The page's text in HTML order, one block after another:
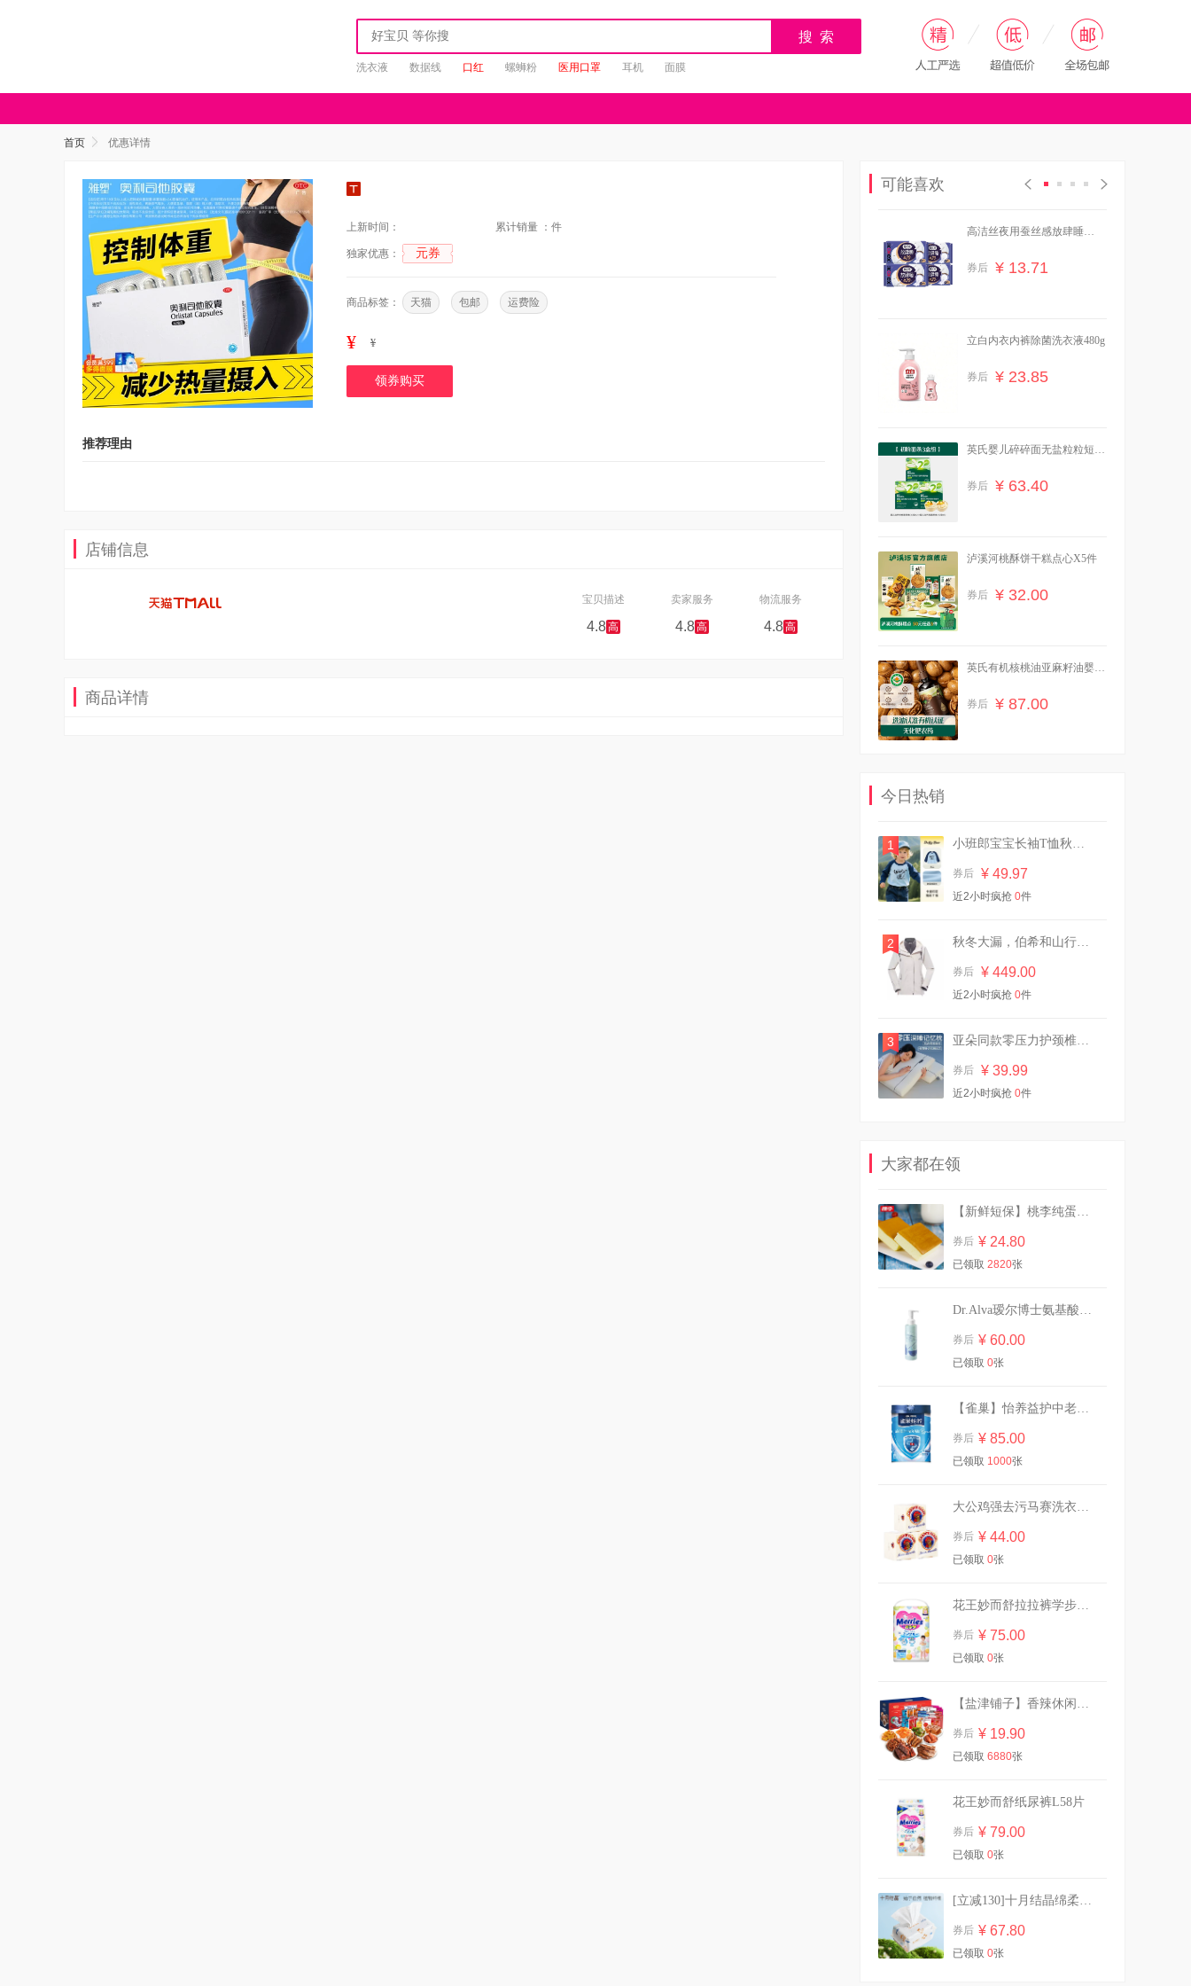
搜 索
洗衣液 数据线 口红 螺蛳粉 医用口罩 耳机 面膜
首页 优惠详情
上新时间： 累计销量 ： 件
独家优惠： 元券
商品标签： 天猫 包邮 运费险
¥ ¥
领券购买
推荐理由
店铺信息
宝贝描述
4.8高
卖家服务
4.8高
物流服务
4.8高
商品详情
可能喜欢
高洁丝夜用蚕丝感放肆睡
券后 ¥ 13.71
立白内衣内裤除菌洗衣液480g
券后 ¥ 23.85
英氏婴儿碎碎面无盐粒粒短面
券后 ¥ 63.40
泸溪河桃酥饼干糕点心X5件
券后 ¥ 32.00
英氏有机核桃油亚麻籽油婴幼
券后 ¥ 87.00
【买一送一】可心柔婴儿柔纸
券后
¥ 91.70
贝亲婴儿舒缓爽身露桃叶精华
券后 ¥ 37.40
券后 ¥ 6.90
大破价！冈本金装14片！
券后 ¥ 29.90
任选四件|杰士邦避孕套超薄男
女生专用
氛洗衣液
乐力小蓝条益生菌大人女性儿
券后 ¥ 13.90
券后 ¥ 69.00
今日热销
1 小班郎宝宝长袖T恤秋冬纯棉
券后 ¥ 49.97
近2小时疯抢 0件
2 秋冬大漏，伯希和山行三合一
券后 ¥ 449.00
近2小时疯抢 0件
3 亚朵同款零压力护颈椎记忆枕芯深睡枕
券后 ¥ 39.99
近2小时疯抢 0件
大家都在领
【新鲜短保】桃李纯蛋糕720g营养早餐
券后 ¥ 24.80
已领取 2820张
Dr.Alva瑷尔博士氨基酸洁颜蜜120ml
券后 ¥ 60.00
已领取 0张
【雀巢】怡养益护中老年成人奶粉850g
券后 ¥ 85.00
已领取 1000张
大公鸡强去污马赛洗衣皂300g*3块
券后 ¥ 44.00
已领取 0张
花王妙而舒拉拉裤学步裤L44片
券后 ¥ 75.00
已领取 0张
【盐津铺子】香辣休闲零食大礼包30包
券后 ¥ 19.90
已领取 6880张
花王妙而舒纸尿裤L58片
券后 ¥ 79.00
已领取 0张
[立减130]十月结晶绵柔巾加厚洗脸巾80抽*10
券后 ¥ 67.80
已领取 0张